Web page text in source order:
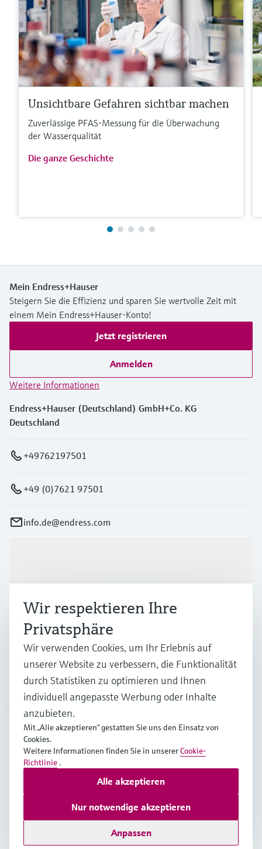
Unsichtbare Gefahren sichtbar machen
Zuverlässige PFAS-Messung für die Überwachung
der Wasserqualität
Die ganze Geschichte
Mein Endress+Hauser
Steigern Sie die Effizienz und sparen Sie wertvolle Zeit mit
einem Mein Endress+Hauser-Konto!
Jetzt registrieren
Anmelden
Weitere Informationen
Endress+Hauser (Deutschland) GmbH+Co. KG
Deutschland
+49762197501
+49 (0)7621 97501
info.de@endress.com
Branchen
Support
Unternehmen
DEU • Deutsch
Copyright © Endress+Hauser Group Services AG
Nutzungsbedingungen
Datenschutz
Rechtliches und AGB Deutschland
Wir respektieren Ihre
Privatsphäre
Wir verwenden Cookies, um Ihr Erlebnis auf
unserer Website zu verbessern, die Funktionalität
durch Statistiken zu optimieren und Ihnen
individuell angepasste Werbung oder Inhalte
anzubieten.
Mit „Alle akzeptieren“ gestatten Sie uns den Einsatz von
Cookies.
Weitere Informationen finden Sie in unsererCookie-
Richtlinie .
Anpassen
Nur notwendige akzeptieren
Alle akzeptieren